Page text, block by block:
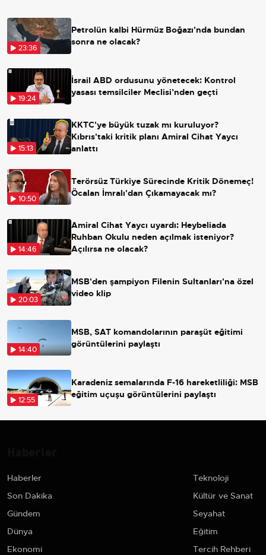
23:36
Petrolün kalbi Hürmüz Boğazı'nda bundan
sonra ne olacak?
19:24
İsrail ABD ordusunu yönetecek: Kontrol
yasası temsilciler Meclisi’nden geçti
15:13
KKTC'ye büyük tuzak mı kuruluyor?
Kıbrıs'taki kritik planı Amiral Cihat Yaycı
anlattı
10:50
Terörsüz Türkiye Sürecinde Kritik Dönemeç!
Öcalan İmralı'dan Çıkamayacak mı?
14:46
Amiral Cihat Yaycı uyardı: Heybeliada
Ruhban Okulu neden açılmak isteniyor?
Açılırsa ne olacak?
20:03
MSB'den şampiyon Filenin Sultanları'na özel
video klip
14:40
MSB, SAT komandolarının paraşüt eğitimi
görüntülerini paylaştı
12:55
Karadeniz semalarında F-16 hareketliliği: MSB
eğitim uçuşu görüntülerini paylaştı
Haberler
Son Dakika
Gündem
Dünya
Ekonomi
Teknoloji
Kültür ve Sanat
Seyahat
Eğitim
Tercih Rehberi